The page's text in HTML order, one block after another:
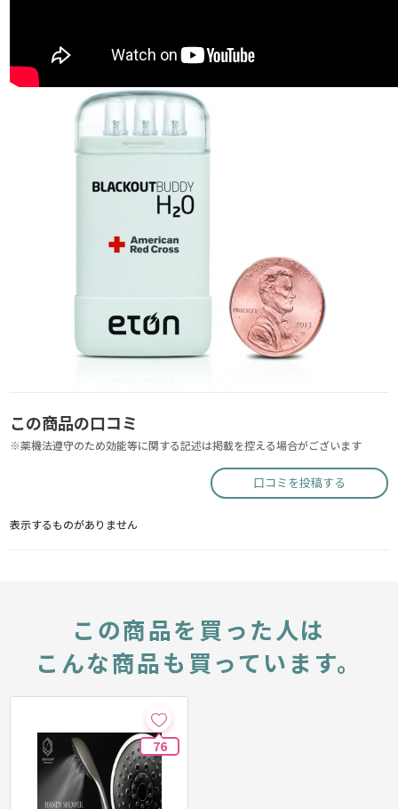
この商品の口コミ
※薬機法遵守のため効能等に関する記述は掲載を控える場合がございます
口コミを投稿する
表示するものがありません
この商品を買った人は
こんな商品も買っています。
76